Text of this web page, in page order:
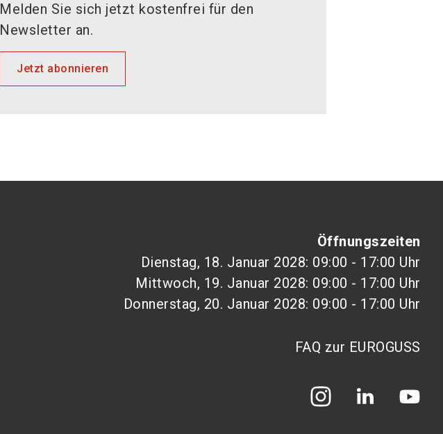
Melden Sie sich jetzt kostenfrei für den
Newsletter an.
Jetzt abonnieren
Öffnungszeiten
Dienstag, 18. Januar 2028: 09:00 - 17:00 Uhr
Mittwoch, 19. Januar 2028: 09:00 - 17:00 Uhr
Donnerstag, 20. Januar 2028: 09:00 - 17:00 Uhr
FAQ zur EUROGUSS